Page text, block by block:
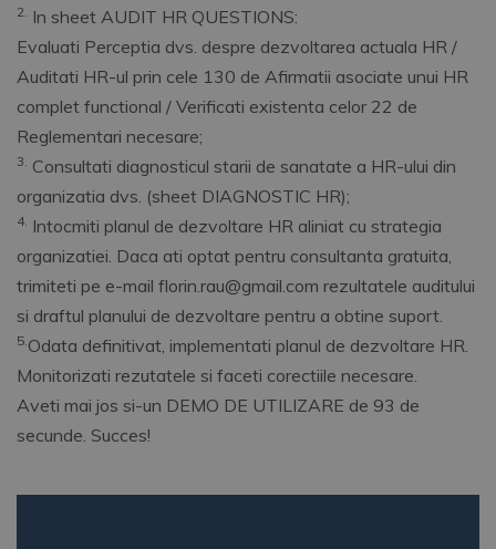
2. In sheet AUDIT HR QUESTIONS:
Evaluati Perceptia dvs. despre dezvoltarea actuala HR /
Auditati HR-ul prin cele 130 de Afirmatii asociate unui HR
complet functional / Verificati existenta celor 22 de
Reglementari necesare;
3. Consultati diagnosticul starii de sanatate a HR-ului din
organizatia dvs. (sheet DIAGNOSTIC HR);
4. Intocmiti planul de dezvoltare HR aliniat cu strategia
organizatiei. Daca ati optat pentru consultanta gratuita,
trimiteti pe e-mail florin.rau@gmail.com rezultatele auditului
si draftul planului de dezvoltare pentru a obtine suport.
5.Odata definitivat, implementati planul de dezvoltare HR.
Monitorizati rezutatele si faceti corectiile necesare.
Aveti mai jos si-un DEMO DE UTILIZARE de 93 de
secunde. Succes!